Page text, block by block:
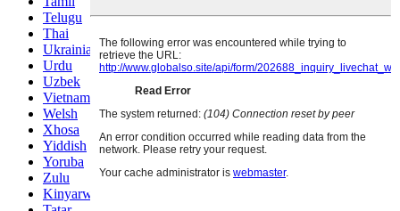
Telugu
Thai
Ukrainian
Urdu
Uzbek
Vietnamese
Welsh
Xhosa
Yiddish
Yoruba
Zulu
Kinyarwanda